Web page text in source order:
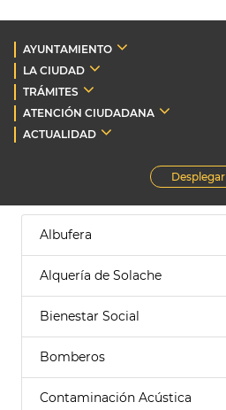
AYUNTAMIENTO
LA CIUDAD
TRÁMITES
ATENCIÓN CIUDADANA
ACTUALIDAD
Desplegar
Albufera
Alquería de Solache
Bienestar Social
Bomberos
Contaminación Acústica